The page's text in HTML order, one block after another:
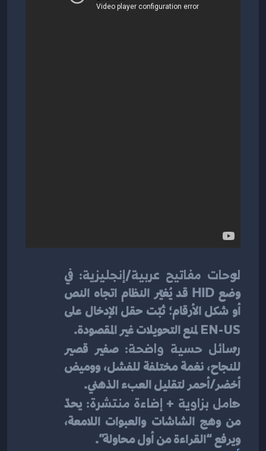
لوحات مفاتيح عربية/إنجليزية:
أو شكل الأرقام؛ ثبّت حقل الإدخال على
EN-US لمنع التحويلات غير المقصودة.
رسائل حسية واضحة: صفير قصير
أخضر/أحمر لتقليل العبء الذهني.
حامل بزاوية + إضاءة منتشرة: يحدّ
ويرفع “القراءة من أول محاولة”.